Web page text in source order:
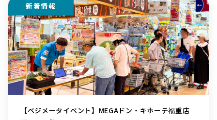
新着情報
【ベジメータイベント】MEGAドン・キホーテ福重店